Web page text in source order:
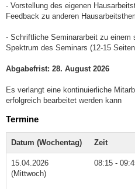
- Vorstellung des eigenen
Feedback zu anderen
- Schriftliche Seminararbeit zu einem
Spektrum des Seminars (12-15
Abgabefrist: 28. August 2026
Es verlangt eine kontinuierliche
erfolgreich bearbeitet werden kann
Termine
Datum (Wochentag) Zeit
15.04.2026
(Mittwoch)
08:15 -